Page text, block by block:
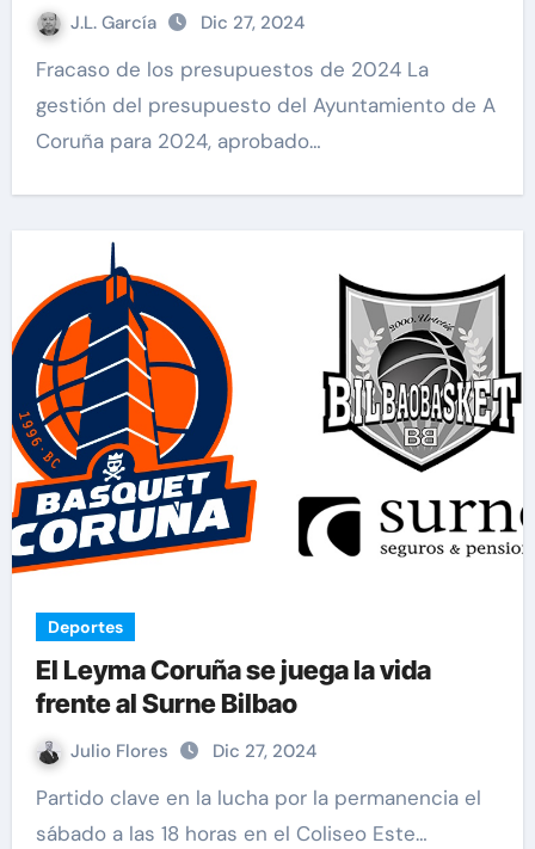
J.L. García Dic 27, 2024
Fracaso de los presupuestos de 2024 La
gestión del presupuesto del Ayuntamiento de A
Coruña para 2024, aprobado…
Deportes
El Leyma Coruña se juega la vida
frente al Surne Bilbao
Julio Flores Dic 27, 2024
Partido clave en la lucha por la permanencia el
sábado a las 18 horas en el Coliseo Este…